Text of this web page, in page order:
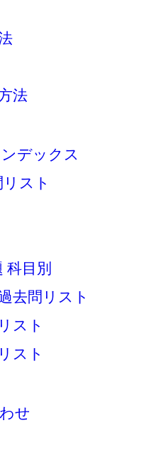
法
デックス
スト
科目別
去問リスト
スト
スト
せ